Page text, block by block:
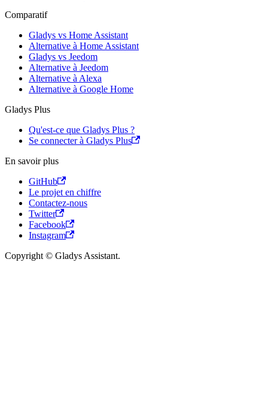
Comparatif
Gladys vs Home Assistant
Alternative à Home Assistant
Gladys vs Jeedom
Alternative à Jeedom
Alternative à Alexa
Alternative à Google Home
Gladys Plus
Qu'est-ce que Gladys Plus ?
Se connecter à Gladys Plus
En savoir plus
GitHub
Le projet en chiffre
Contactez-nous
Twitter
Facebook
Instagram
Copyright © Gladys Assistant.